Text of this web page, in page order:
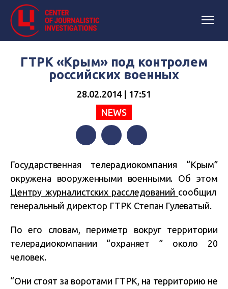
ГТРК «Крым» под контролем
российских военных
28.02.2014 | 17:51
NEWS
Государственная телерадиокомпания “Крым”
окружена вооруженными военными. Об этом
Центру журналистских расследований сообщил
генеральный директор ГТРК Степан Гулеватый.
По его словам, периметр вокруг территории
телерадиокомпании “охраняет ” около 20
человек.
“Они стоят за воротами ГТРК, на территорию не